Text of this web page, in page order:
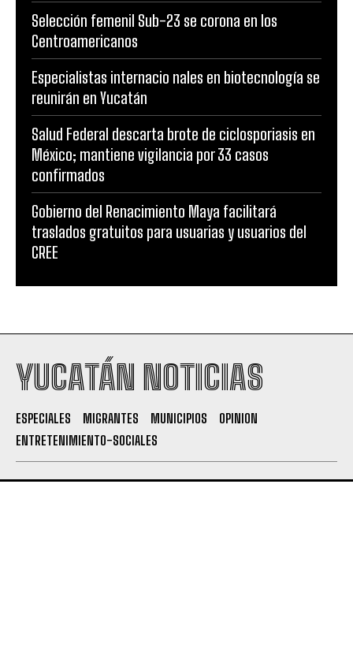
Selección femenil Sub-23 se corona en los
Centroamericanos
Especialistas internacio nales en biotecnología se
reunirán en Yucatán
Salud Federal descarta brote de ciclosporiasis en
México; mantiene vigilancia por 33 casos
confirmados
Gobierno del Renacimiento Maya facilitará
traslados gratuitos para usuarias y usuarios del
CREE
YUCATÁN NOTICIAS
ESPECIALES MIGRANTES MUNICIPIOS
OPINION
ENTRETENIMIENTO-SOCIALES